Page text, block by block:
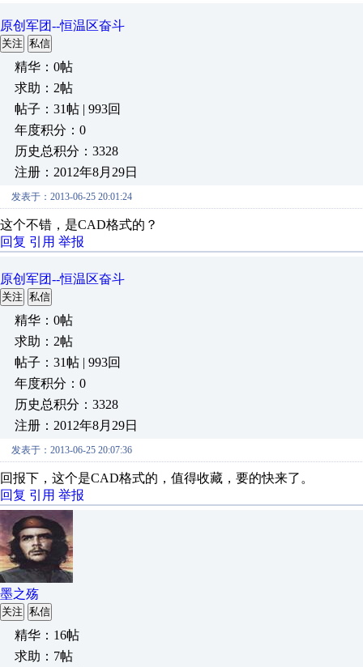
原创军团--恒温区奋斗
关注 私信
精华：0帖
求助：2帖
帖子：31帖 | 993回
年度积分：0
历史总积分：3328
注册：2012年8月29日
发表于：2013-06-25 20:01:24
这个不错，是CAD格式的？
回复 引用 举报
原创军团--恒温区奋斗
关注 私信
精华：0帖
求助：2帖
帖子：31帖 | 993回
年度积分：0
历史总积分：3328
注册：2012年8月29日
发表于：2013-06-25 20:07:36
回报下，这个是CAD格式的，值得收藏，要的快来了。
回复 引用 举报
墨之殇
关注 私信
精华：16帖
求助：7帖